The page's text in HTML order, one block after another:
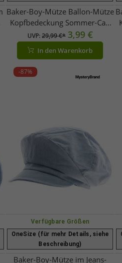
Baker-Boy-Mütze Ballon-Mütze
Kopfbedeckung Sommer-Cap
Schirm-Mütze 4606M K248137
Grau
UVP:29,99 €* 3,99 €
In den Warenkorb
-87%
Verfügbare Größen
OneSize (für mehr Details, siehe
Beschreibung)
Baker-Boy-Mütze im Jeans-